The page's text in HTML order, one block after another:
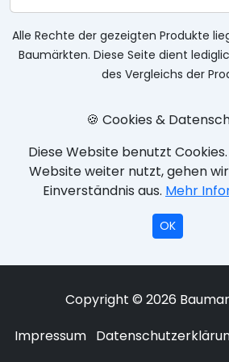
Alle Rechte der gezeigten Produkte
Baumärkten. Diese Seite dient
des Vergleichs der
🍪 Cookies &
Diese Website benutzt
Website weiter nutzt, gehen
Einverständnis aus. Mehr
OK
Copyright © 2026
Impressum